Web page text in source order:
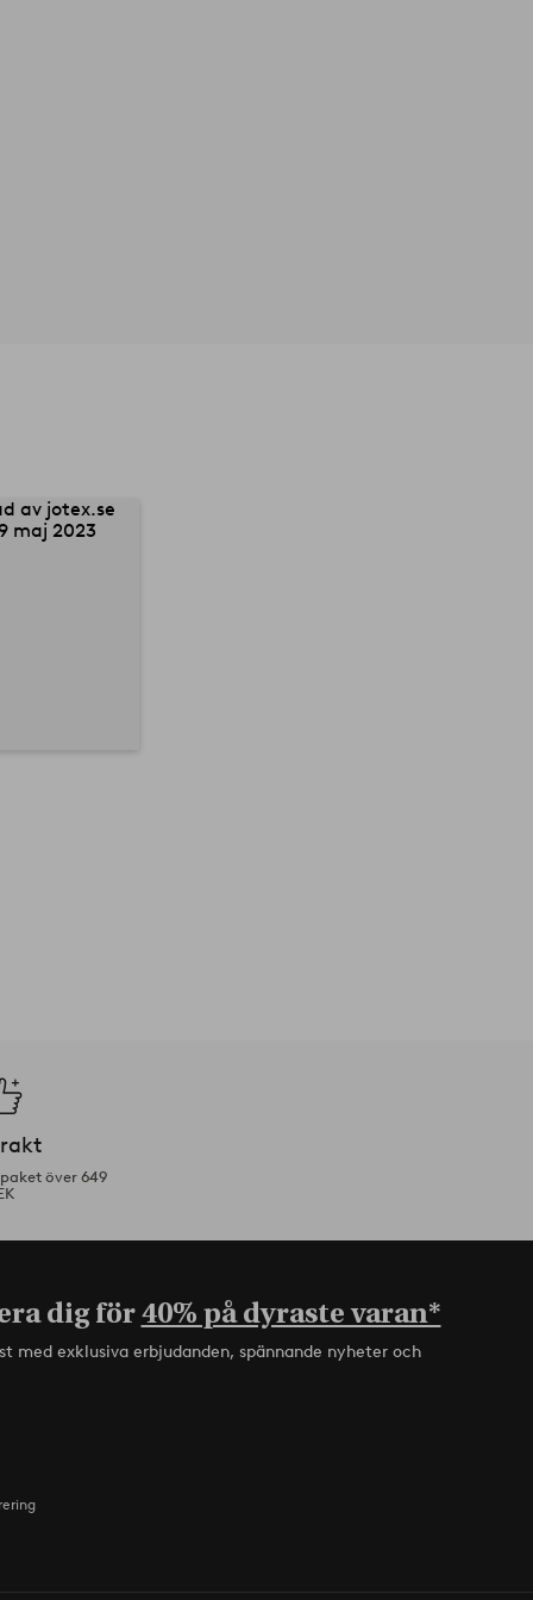
över 649
dig för40% på dyraste varan*
med exklusiva erbjudanden, spännande nyheter och